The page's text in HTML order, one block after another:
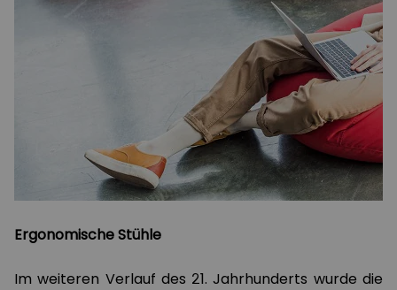
Ergonomische Stühle
Im weiteren Verlauf des 21. Jahrhunderts wurde die